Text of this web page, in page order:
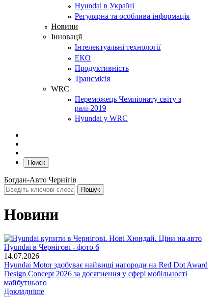
Hyundai в Україні
Регулярна та особлива інформація
Новини
Інновації
Інтелектуальні технології
ЕКО
Продуктивність
Трансмісія
WRC
Переможець Чемпіонату світу з
ралі-2019
Hyundai у WRC
Поиск
Богдан-Авто Чернігів
Новини
14.07.2026
Hyundai Motor здобуває найвищі нагороди на Red Dot Award
Design Concept 2026 за досягнення у сфері мобільності
майбутнього
Докладніше